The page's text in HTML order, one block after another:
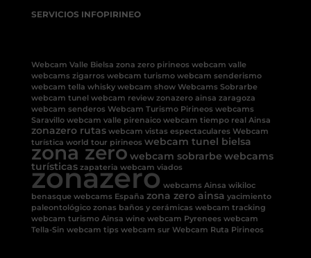
SERVICIOS INFOPIRINEO
Webcam Valle Bielsa zona zero pirineos webcam valle
webcams zigarros webcam turismo webcam senderismo
webcam tella whisky webcam show Webcams Sobrarbe
webcam tunel webcam review zonazero ainsa zaragoza
webcam senderos Webcam Turismo Pirineos webcams
Saravillo webcam valle pirenaico webcam tiempo real Ainsa
zonazero rutas webcam vistas espectaculares Webcam
turística world tour pirineos webcam tunel bielsa
zona zero webcam sobrarbe webcams
turísticas zapateria webcam viados
zonazero webcams Ainsa wikiloc
benasque webcams España zona zero ainsa yacimiento
paleontológico zonas baños y cerámicas webcam tracking
webcam turismo Ainsa wine webcam Pyrenees webcam
Tella-Sin webcam tips webcam sur Webcam Ruta Pirineos